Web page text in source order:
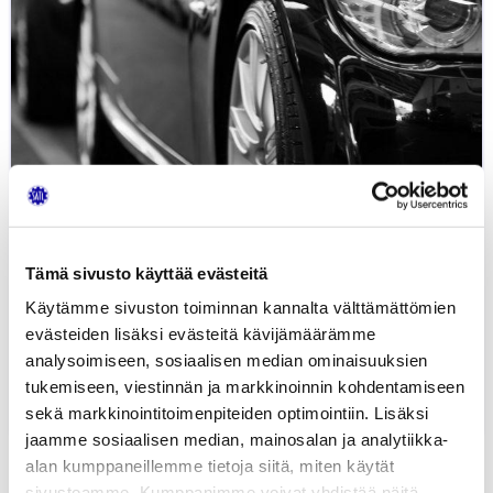
Tämä sivusto käyttää evästeitä
Käytämme sivuston toiminnan kannalta välttämättömien
evästeiden lisäksi evästeitä kävijämäärämme
analysoimiseen, sosiaalisen median ominaisuuksien
tukemiseen, viestinnän ja markkinoinnin kohdentamiseen
sekä markkinointitoimenpiteiden optimointiin. Lisäksi
jaamme sosiaalisen median, mainosalan ja analytiikka-
alan kumppaneillemme tietoja siitä, miten käytät
Pitkä matka Hangosta Vantaalle
6.06.2019 AUTOKAUPPA JUHA SEPPÄLÄ